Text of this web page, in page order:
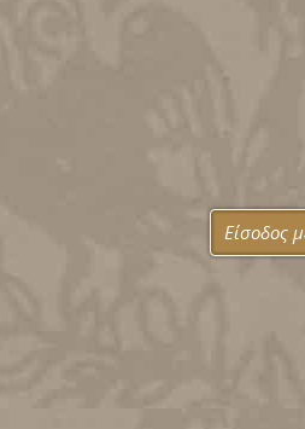
Είσοδος